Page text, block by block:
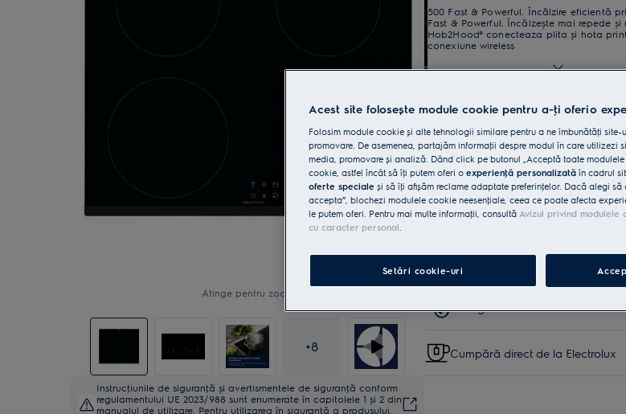
Atinge pentru zoom
+8
Instrucţiunile de siguranţă și avertismentele de siguranţă conform
regulamentului UE 2023/988 sunt enumerate în capitolele 1 și 2 din
manualul de utilizare. Pentru utilizarea în siguranţă a produsului,
500 Fast & Powerful. Încălzire eficientă
Fast & Powerful. Încălzește mai repede și
Hob2Hood® conecteaza plita și hota
conexiune wireless
Livrare inclusă pentru comenzi
mari de 4999 lei
Instalare*
Reciclare aparat vechi
Cumpără direct de la Electrolux
Acest site folosește module cookie pentru a-ţi oferi o
Folosim module cookie și alte tehnologii similare pentru a ne îmbunătăţi site-
promovare. De asemenea, partajăm informaţii despre modul în care utilizezi
media, promovare și analiză. Dând click pe butonul „Acceptă toate
cookie, astfel încât să îţi putem oferi o experienţă personalizată în cadrul
oferte speciale și să îţi afișăm reclame adaptate preferinţelor. Dacă alegi
accepta”, blochezi modulele cookie neesenţiale, ceea ce poate afecta
le putem oferi. Pentru mai multe informaţii, consultă Avizul privind modulele
cu caracter personal.
Setări cookie-uri